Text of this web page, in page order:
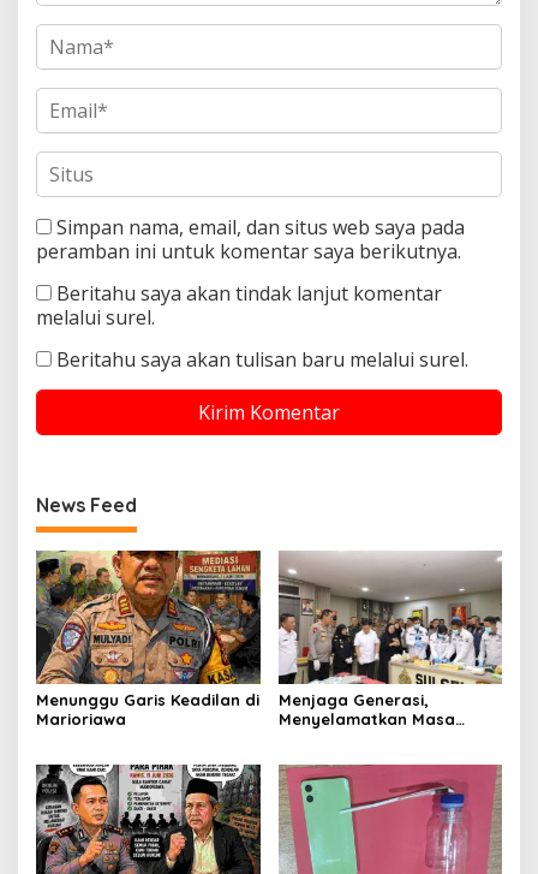
Simpan nama, email, dan situs web saya pada
peramban ini untuk komentar saya berikutnya.
Beritahu saya akan tindak lanjut komentar
melalui surel.
Beritahu saya akan tulisan baru melalui surel.
News Feed
Menunggu Garis Keadilan di
Marioriawa
Menjaga Generasi,
Menyelamatkan Masa
Narkotika